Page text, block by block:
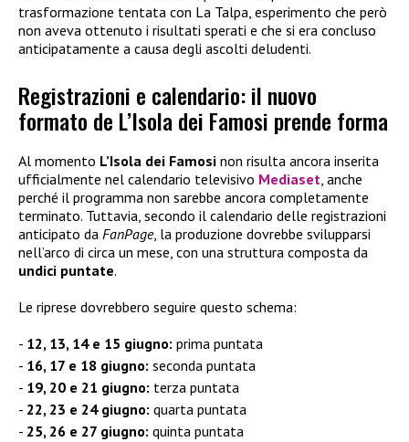
trasformazione tentata con La Talpa, esperimento che però
non aveva ottenuto i risultati sperati e che si era concluso
anticipatamente a causa degli ascolti deludenti.
Registrazioni e calendario: il nuovo
formato de L’Isola dei Famosi prende forma
Al momento L’Isola dei Famosi non risulta ancora inserita
ufficialmente nel calendario televisivo Mediaset , anche
perché il programma non sarebbe ancora completamente
terminato. Tuttavia, secondo il calendario delle registrazioni
anticipato da FanPage, la produzione dovrebbe svilupparsi
nell’arco di circa un mese, con una struttura composta da
undici puntate.
Le riprese dovrebbero seguire questo schema:
12, 13, 14 e 15 giugno: prima puntata
16, 17 e 18 giugno: seconda puntata
19, 20 e 21 giugno: terza puntata
22, 23 e 24 giugno: quarta puntata
25, 26 e 27 giugno: quinta puntata